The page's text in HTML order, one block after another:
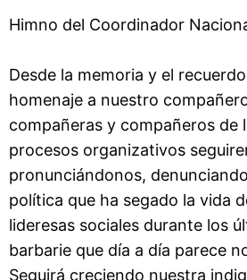
Himno del Coordinador
Desde la memoria y el
homenaje a nuestro
compañeras y compañeros de
procesos organizativos
pronunciándonos,
política que ha segado la vida
lideresas sociales durante los
barbarie que día a día parece
Seguirá creciendo nuestra